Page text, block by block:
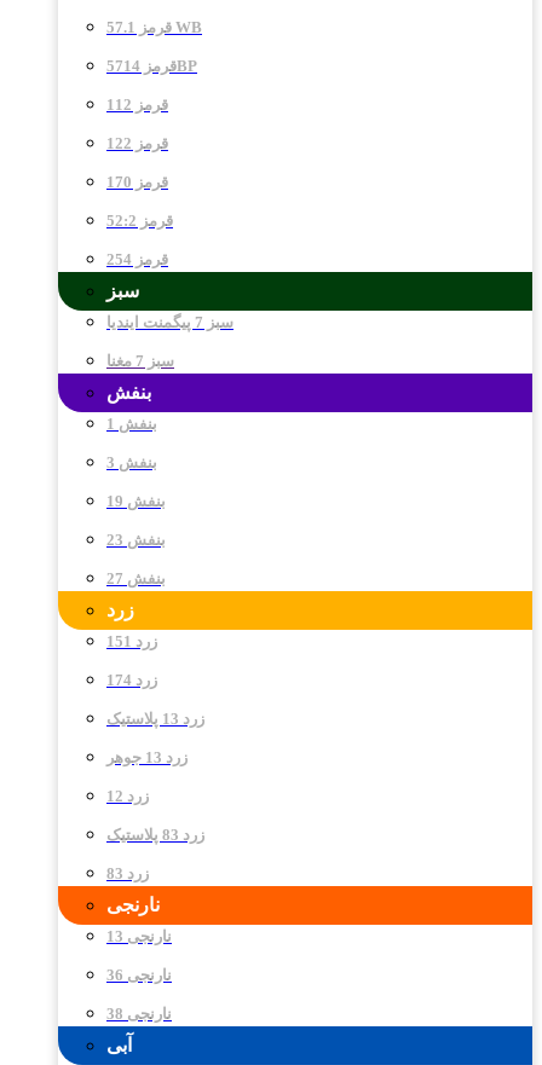
قرمز 57.1 WB
قرمز 5714BP
قرمز 112
قرمز 122
قرمز 170
قرمز 52:2
قرمز 254
سبز
سبز 7 پیگمنت ایندیا
سبز 7 مغنا
بنفش
بنفش 1
بنفش 3
بنفش 19
بنفش 23
بنفش 27
زرد
زرد 151
زرد 174
زرد 13 پلاستیک
زرد 13 جوهر
زرد 12
زرد 83 پلاستیک
زرد 83
نارنجی
نارنجی 13
نارنجی 36
نارنجی 38
آبی